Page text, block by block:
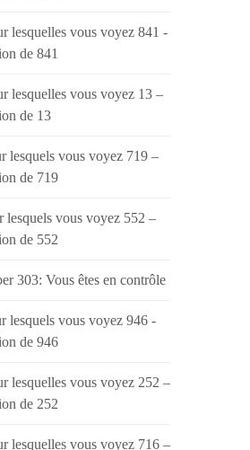
lesquelles vous voyez 841 -
de 841
lesquelles vous voyez 13 –
de 13
lesquels vous voyez 719 –
de 719
lesquels vous voyez 552 –
de 552
303: Vous êtes en contrôle
lesquels vous voyez 946 -
de 946
lesquelles vous voyez 252 –
de 252
lesquelles vous voyez 716 –